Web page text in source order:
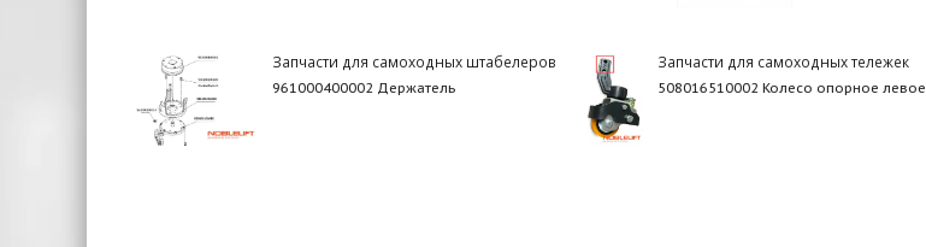
Запчасти для самоходных штабелеров
961000400002 Держатель
Запчасти для самоходных тележек
508016510002 Колесо опорное левое